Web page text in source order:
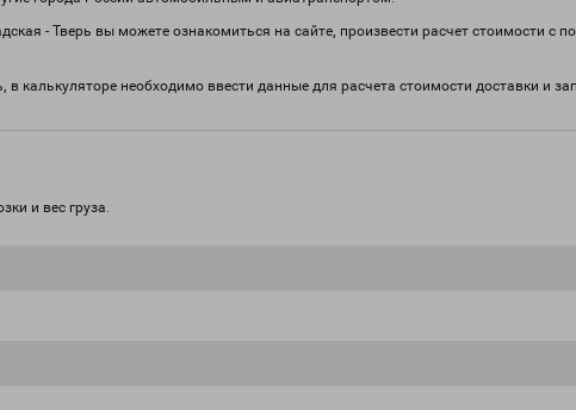
- Тверь вы можете ознакомиться на сайте, произвести расчет стоимости с
калькуляторе необходимо ввести данные для расчета стоимости доставки и
и вес груза.